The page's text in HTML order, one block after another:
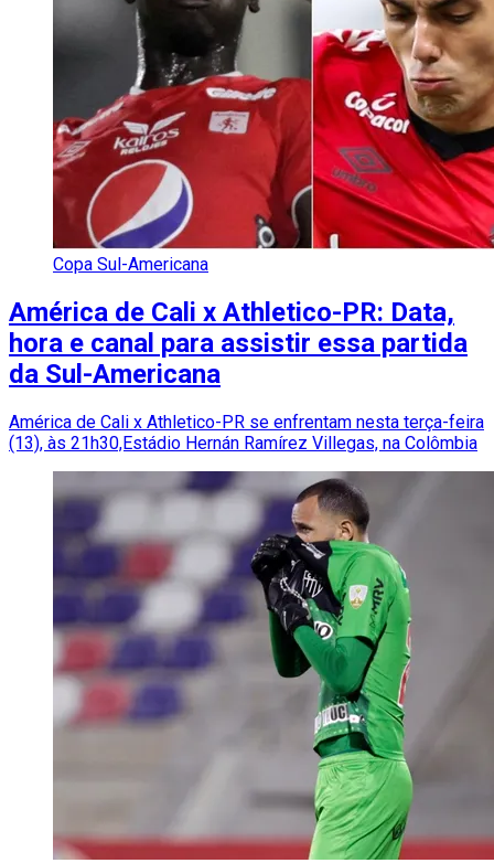
Copa Sul-Americana
América de Cali x Athletico-PR: Data,
hora e canal para assistir essa partida
da Sul-Americana
América de Cali x Athletico-PR se enfrentam nesta terça-feira
(13), às 21h30,Estádio Hernán Ramírez Villegas, na Colômbia